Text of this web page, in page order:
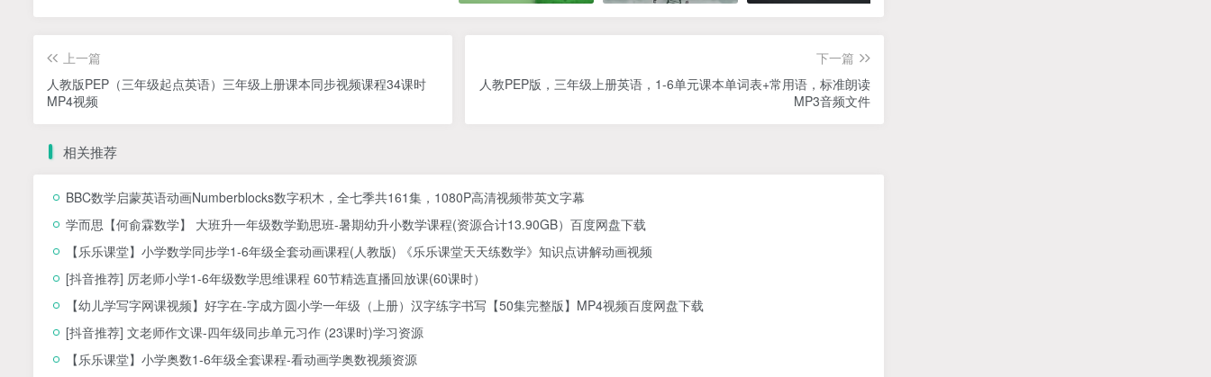
上一篇
人教版PEP（三年级起点英语）三年级上册课本同步视频课程34课时
MP4视频
下一篇
人教PEP版，三年级上册英语，1-6单元课本单词表+常用语，标准朗读
MP3音频文件
相关推荐
BBC数学启蒙英语动画Numberblocks数字积木，全七季共161集，1080P高清视频带英文字幕
学而思【何俞霖数学】 大班升一年级数学勤思班-暑期幼升小数学课程(资源合计13.90GB）百度网盘下载
【乐乐课堂】小学数学同步学1-6年级全套动画课程(人教版) 《乐乐课堂天天练数学》知识点讲解动画视频
[抖音推荐] 厉老师小学1-6年级数学思维课程 60节精选直播回放课(60课时）
【幼儿学写字网课视频】好字在-字成方圆小学一年级（上册）汉字练字书写【50集完整版】MP4视频百度网盘下载
[抖音推荐] 文老师作文课-四年级同步单元习作 (23课时)学习资源
【乐乐课堂】小学奥数1-6年级全套课程-看动画学奥数视频资源